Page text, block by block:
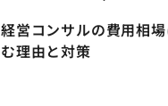
経営コンサルの費用相
む理由と対策